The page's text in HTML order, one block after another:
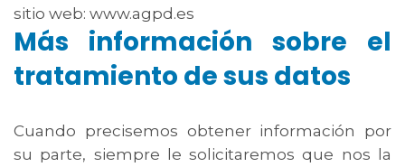
sitio web: www.agpd.es
Más información sobre el
tratamiento de sus datos
Cuando precisemos obtener información por
su parte, siempre le solicitaremos que nos la